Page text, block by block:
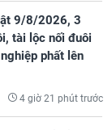
9/8/2026, 3
tài lộc nối đuôi
phất lên
4 giờ 21 phút trước